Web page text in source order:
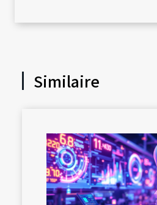
Similaire